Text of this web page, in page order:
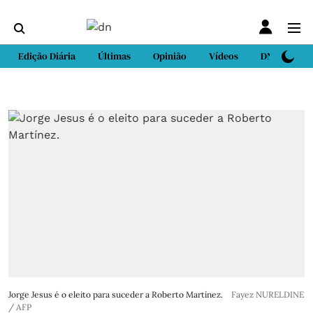
Edição Diária Últimas Opinião Vídeos DN Sport
Jorge Jesus é o eleito para suceder a Roberto Martínez.
Fayez NURELDINE
/ AFP